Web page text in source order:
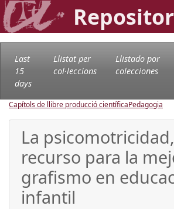
Last
15
days
Llistat per
col·leccions
Llistado por
colecciones
Capítols de llibre producció científicaPedagogia
La
recurso para la
grafismo en
infantil